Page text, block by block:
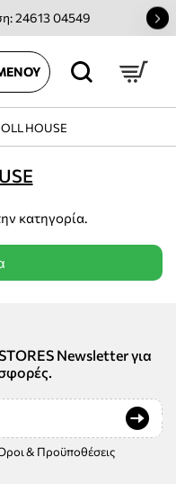
24613 04549
HOUSE
κατηγορία.
Newsletter για
& Προϋποθέσεις